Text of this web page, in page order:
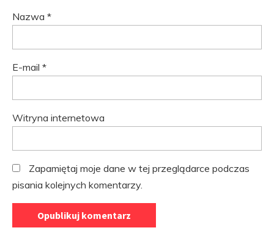
Nazwa *
E-mail *
Witryna internetowa
Zapamiętaj moje dane w tej przeglądarce podczas
pisania kolejnych komentarzy.